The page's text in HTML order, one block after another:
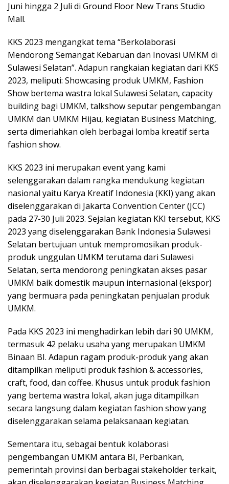
Juni hingga 2 Juli di Ground Floor New Trans Studio
Mall.
KKS 2023 mengangkat tema “Berkolaborasi
Mendorong Semangat Kebaruan dan Inovasi UMKM di
Sulawesi Selatan”. Adapun rangkaian kegiatan dari KKS
2023, meliputi: Showcasing produk UMKM, Fashion
Show bertema wastra lokal Sulawesi Selatan, capacity
building bagi UMKM, talkshow seputar pengembangan
UMKM dan UMKM Hijau, kegiatan Business Matching,
serta dimeriahkan oleh berbagai lomba kreatif serta
fashion show.
KKS 2023 ini merupakan event yang kami
selenggarakan dalam rangka mendukung kegiatan
nasional yaitu Karya Kreatif Indonesia (KKI) yang akan
diselenggarakan di Jakarta Convention Center (JCC)
pada 27-30 Juli 2023. Sejalan kegiatan KKI tersebut, KKS
2023 yang diselenggarakan Bank Indonesia Sulawesi
Selatan bertujuan untuk mempromosikan produk-
produk unggulan UMKM terutama dari Sulawesi
Selatan, serta mendorong peningkatan akses pasar
UMKM baik domestik maupun internasional (ekspor)
yang bermuara pada peningkatan penjualan produk
UMKM.
Pada KKS 2023 ini menghadirkan lebih dari 90 UMKM,
termasuk 42 pelaku usaha yang merupakan UMKM
Binaan BI. Adapun ragam produk-produk yang akan
ditampilkan meliputi produk fashion & accessories,
craft, food, dan coffee. Khusus untuk produk fashion
yang bertema wastra lokal, akan juga ditampilkan
secara langsung dalam kegiatan fashion show yang
diselenggarakan selama pelaksanaan kegiatan.
Sementara itu, sebagai bentuk kolaborasi
pengembangan UMKM antara BI, Perbankan,
pemerintah provinsi dan berbagai stakeholder terkait,